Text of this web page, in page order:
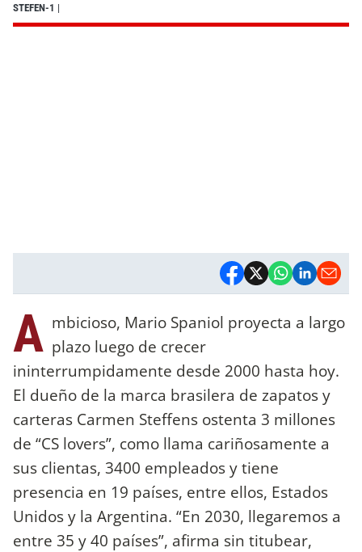
STEFEN-1 |
A mbicioso, Mario Spaniol proyecta a largo
plazo luego de crecer
ininterrumpidamente desde 2000 hasta hoy.
El dueño de la marca brasilera de zapatos y
carteras Carmen Steffens ostenta 3 millones
de “CS lovers”, como llama cariñosamente a
sus clientas, 3400 empleados y tiene
presencia en 19 países, entre ellos, Estados
Unidos y la Argentina. “En 2030, llegaremos a
entre 35 y 40 países”, afirma sin titubear,